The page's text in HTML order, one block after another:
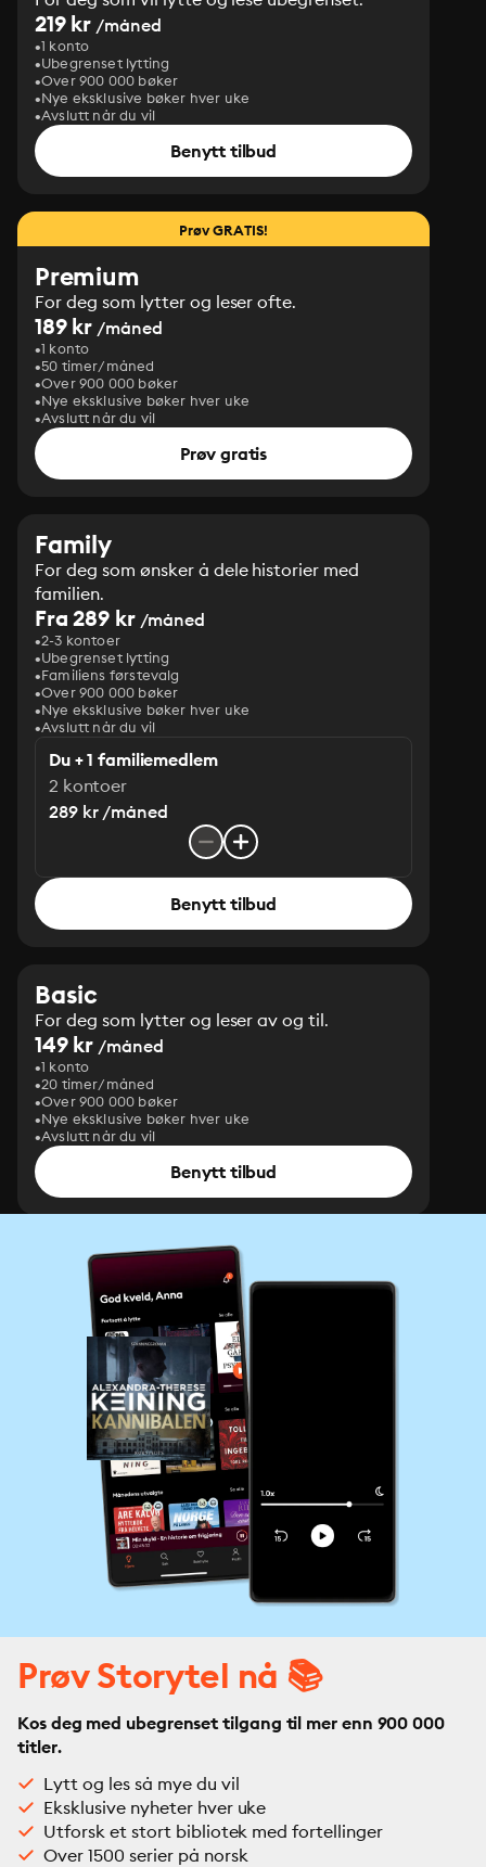
219 kr /måned
1 konto
Ubegrenset lytting
Over 900 000 bøker
Nye eksklusive bøker hver uke
Avslutt når du vil
Benytt tilbud
Prøv GRATIS!
Premium
For deg som lytter og leser ofte.
189 kr /måned
1 konto
50 timer/måned
Over 900 000 bøker
Nye eksklusive bøker hver uke
Avslutt når du vil
Prøv gratis
Family
For deg som ønsker å dele historier med
familien.
Fra 289 kr/måned
2-3 kontoer
Ubegrenset lytting
Familiens førstevalg
Over 900 000 bøker
Nye eksklusive bøker hver uke
Avslutt når du vil
Du + 1 familiemedlem
2 kontoer
289 kr /måned
Benytt tilbud
Basic
For deg som lytter og leser av og til.
149 kr /måned
1 konto
20 timer/måned
Over 900 000 bøker
Nye eksklusive bøker hver uke
Avslutt når du vil
Benytt tilbud
Prøv Storytel nå 📚
Kos deg med ubegrenset tilgang til mer enn 900 000
titler.
Lytt og les så mye du vil
Eksklusive nyheter hver uke
Utforsk et stort bibliotek med fortellinger
Over 1500 serier på norsk